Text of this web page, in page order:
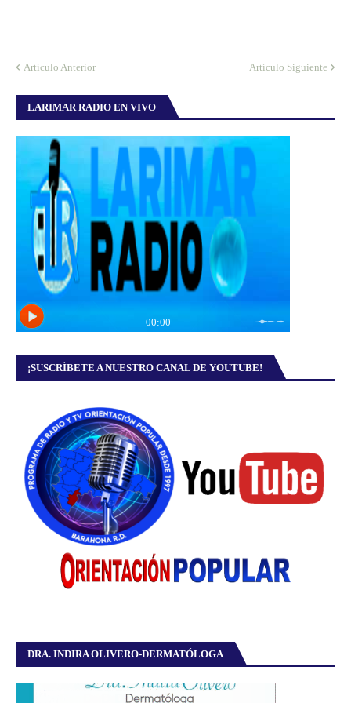
Artículo Anterior Artículo Siguiente
LARIMAR RADIO EN VIVO
¡SUSCRÍBETE A NUESTRO CANAL DE YOUTUBE!
DRA. INDIRA OLIVERO-DERMATÓLOGA